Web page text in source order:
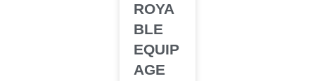
ROYA
BLE
EQUIP
AGE